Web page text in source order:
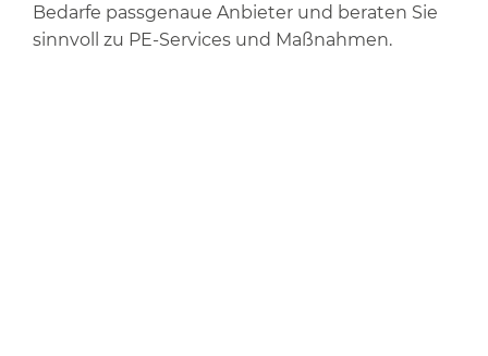
Bedarfe passgenaue Anbieter und beraten Sie
sinnvoll zu PE-Services und Maßnahmen.